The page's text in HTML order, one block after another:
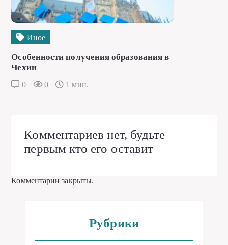
Иное
Особенности получения образования в
Чехии
0 0 1 мин.
Комментариев нет, будьте
первым кто его оставит
Комментарии закрыты.
Рубрики